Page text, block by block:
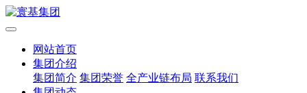
网站首页
集团介绍
集团简介 集团荣誉 全产业链布局 联系我们